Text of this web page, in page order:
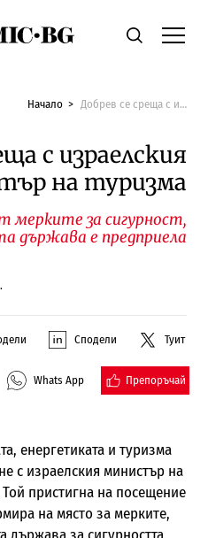
Economic.bgТърсене
Начало Добрев се среща с израелския министър на туризма
с израелския
на туризма
за сигурност,
държава е предприела
Сподели Туит
Whats App Препоръчай
енергетиката и туризма
с израелския министър на
пристигна на посещение
на място за мерките,